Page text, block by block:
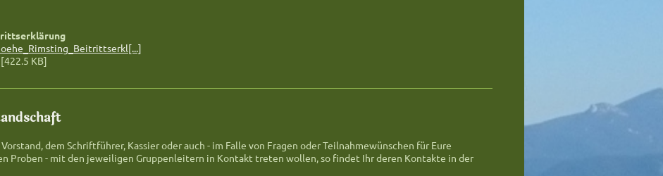
KB]
dem Schriftführer, Kassier oder auch - im Falle von Fragen oder Teilnahmewünschen für Eure
Proben - mit den jeweiligen Gruppenleitern in Kontakt treten wollen, so findet Ihr deren Kontakte in der